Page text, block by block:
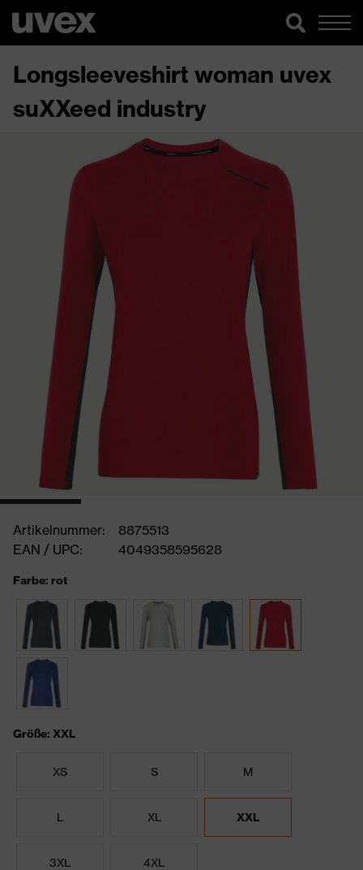
Longsleeveshirt woman uvex
suXXeed industry
Artikelnummer:
8875513
EAN / UPC:
4049358595628
Farbe: rot
Größe: XXL
XS S M
L XL XXL
3XL 4XL